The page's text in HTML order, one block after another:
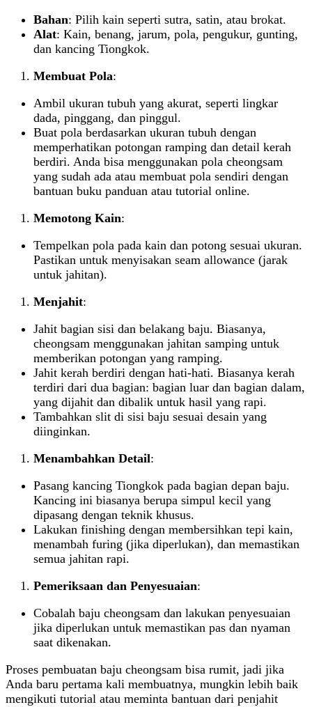
Bahan: Pilih kain seperti sutra, satin, atau brokat.
Alat: Kain, benang, jarum, pola, pengukur, gunting,
dan kancing Tiongkok.
Membuat Pola:
Ambil ukuran tubuh yang akurat, seperti lingkar
dada, pinggang, dan pinggul.
Buat pola berdasarkan ukuran tubuh dengan
memperhatikan potongan ramping dan detail kerah
berdiri. Anda bisa menggunakan pola cheongsam
yang sudah ada atau membuat pola sendiri dengan
bantuan buku panduan atau tutorial online.
Memotong Kain:
Tempelkan pola pada kain dan potong sesuai ukuran.
Pastikan untuk menyisakan seam allowance (jarak
untuk jahitan).
Menjahit:
Jahit bagian sisi dan belakang baju. Biasanya,
cheongsam menggunakan jahitan samping untuk
memberikan potongan yang ramping.
Jahit kerah berdiri dengan hati-hati. Biasanya kerah
terdiri dari dua bagian: bagian luar dan bagian dalam,
yang dijahit dan dibalik untuk hasil yang rapi.
Tambahkan slit di sisi baju sesuai desain yang
diinginkan.
Menambahkan Detail:
Pasang kancing Tiongkok pada bagian depan baju.
Kancing ini biasanya berupa simpul kecil yang
dipasang dengan teknik khusus.
Lakukan finishing dengan membersihkan tepi kain,
menambah furing (jika diperlukan), dan memastikan
semua jahitan rapi.
Pemeriksaan dan Penyesuaian:
Cobalah baju cheongsam dan lakukan penyesuaian
jika diperlukan untuk memastikan pas dan nyaman
saat dikenakan.
Proses pembuatan baju cheongsam bisa rumit, jadi jika
Anda baru pertama kali membuatnya, mungkin lebih baik
mengikuti tutorial atau meminta bantuan dari penjahit